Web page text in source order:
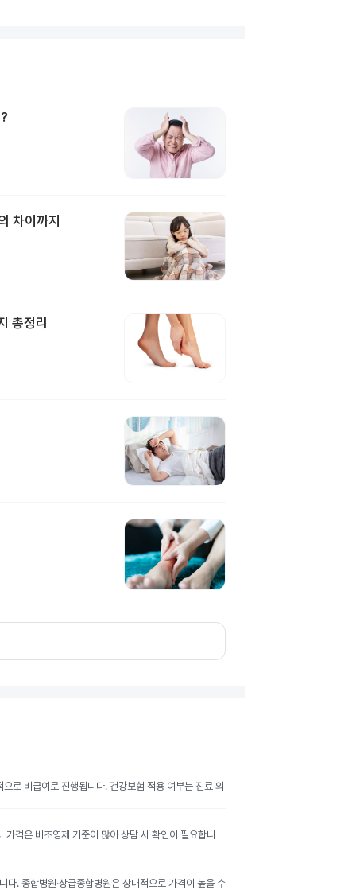
차이까지
총정리
로 비급여로 진행됩니다. 건강보험 적용 여부는 진료 의
격은 비조영제 기준이 많아 상담 시 확인이 필요합니
. 종합병원·상급종합병원은 상대적으로 가격이 높을 수